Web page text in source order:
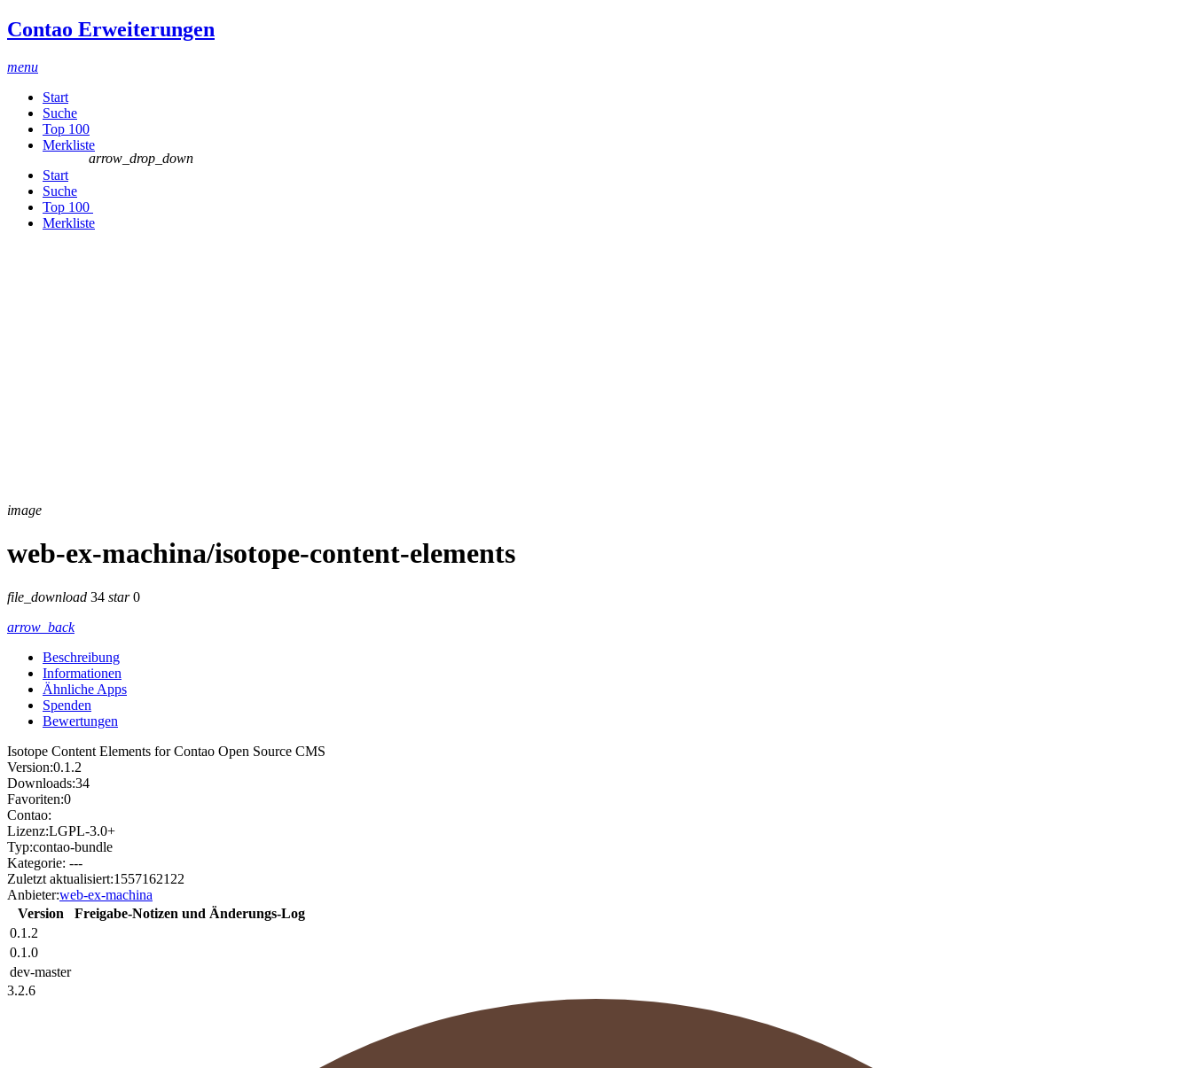
Contao Erweiterungen
menu
Start
Suche
Top 100
Merkliste
Start
Suche
Top 100
arrow_drop_down
Merkliste
image
web-ex-machina/isotope-content-elements
file_download 34 star0
arrow_back
Beschreibung
Informationen
Ähnliche Apps
Spenden
Bewertungen
Isotope Content Elements for Contao Open Source CMS
Version:0.1.2
Downloads:34
Favoriten:0
Contao:
Lizenz:LGPL-3.0+
Typ:contao-bundle
Kategorie: ---
Zuletzt aktualisiert:1557162122
Anbieter:web-ex-machina
Version
Freigabe-Notizen und Änderungs-Log
0.1.2
0.1.0
dev-master
3.2.6